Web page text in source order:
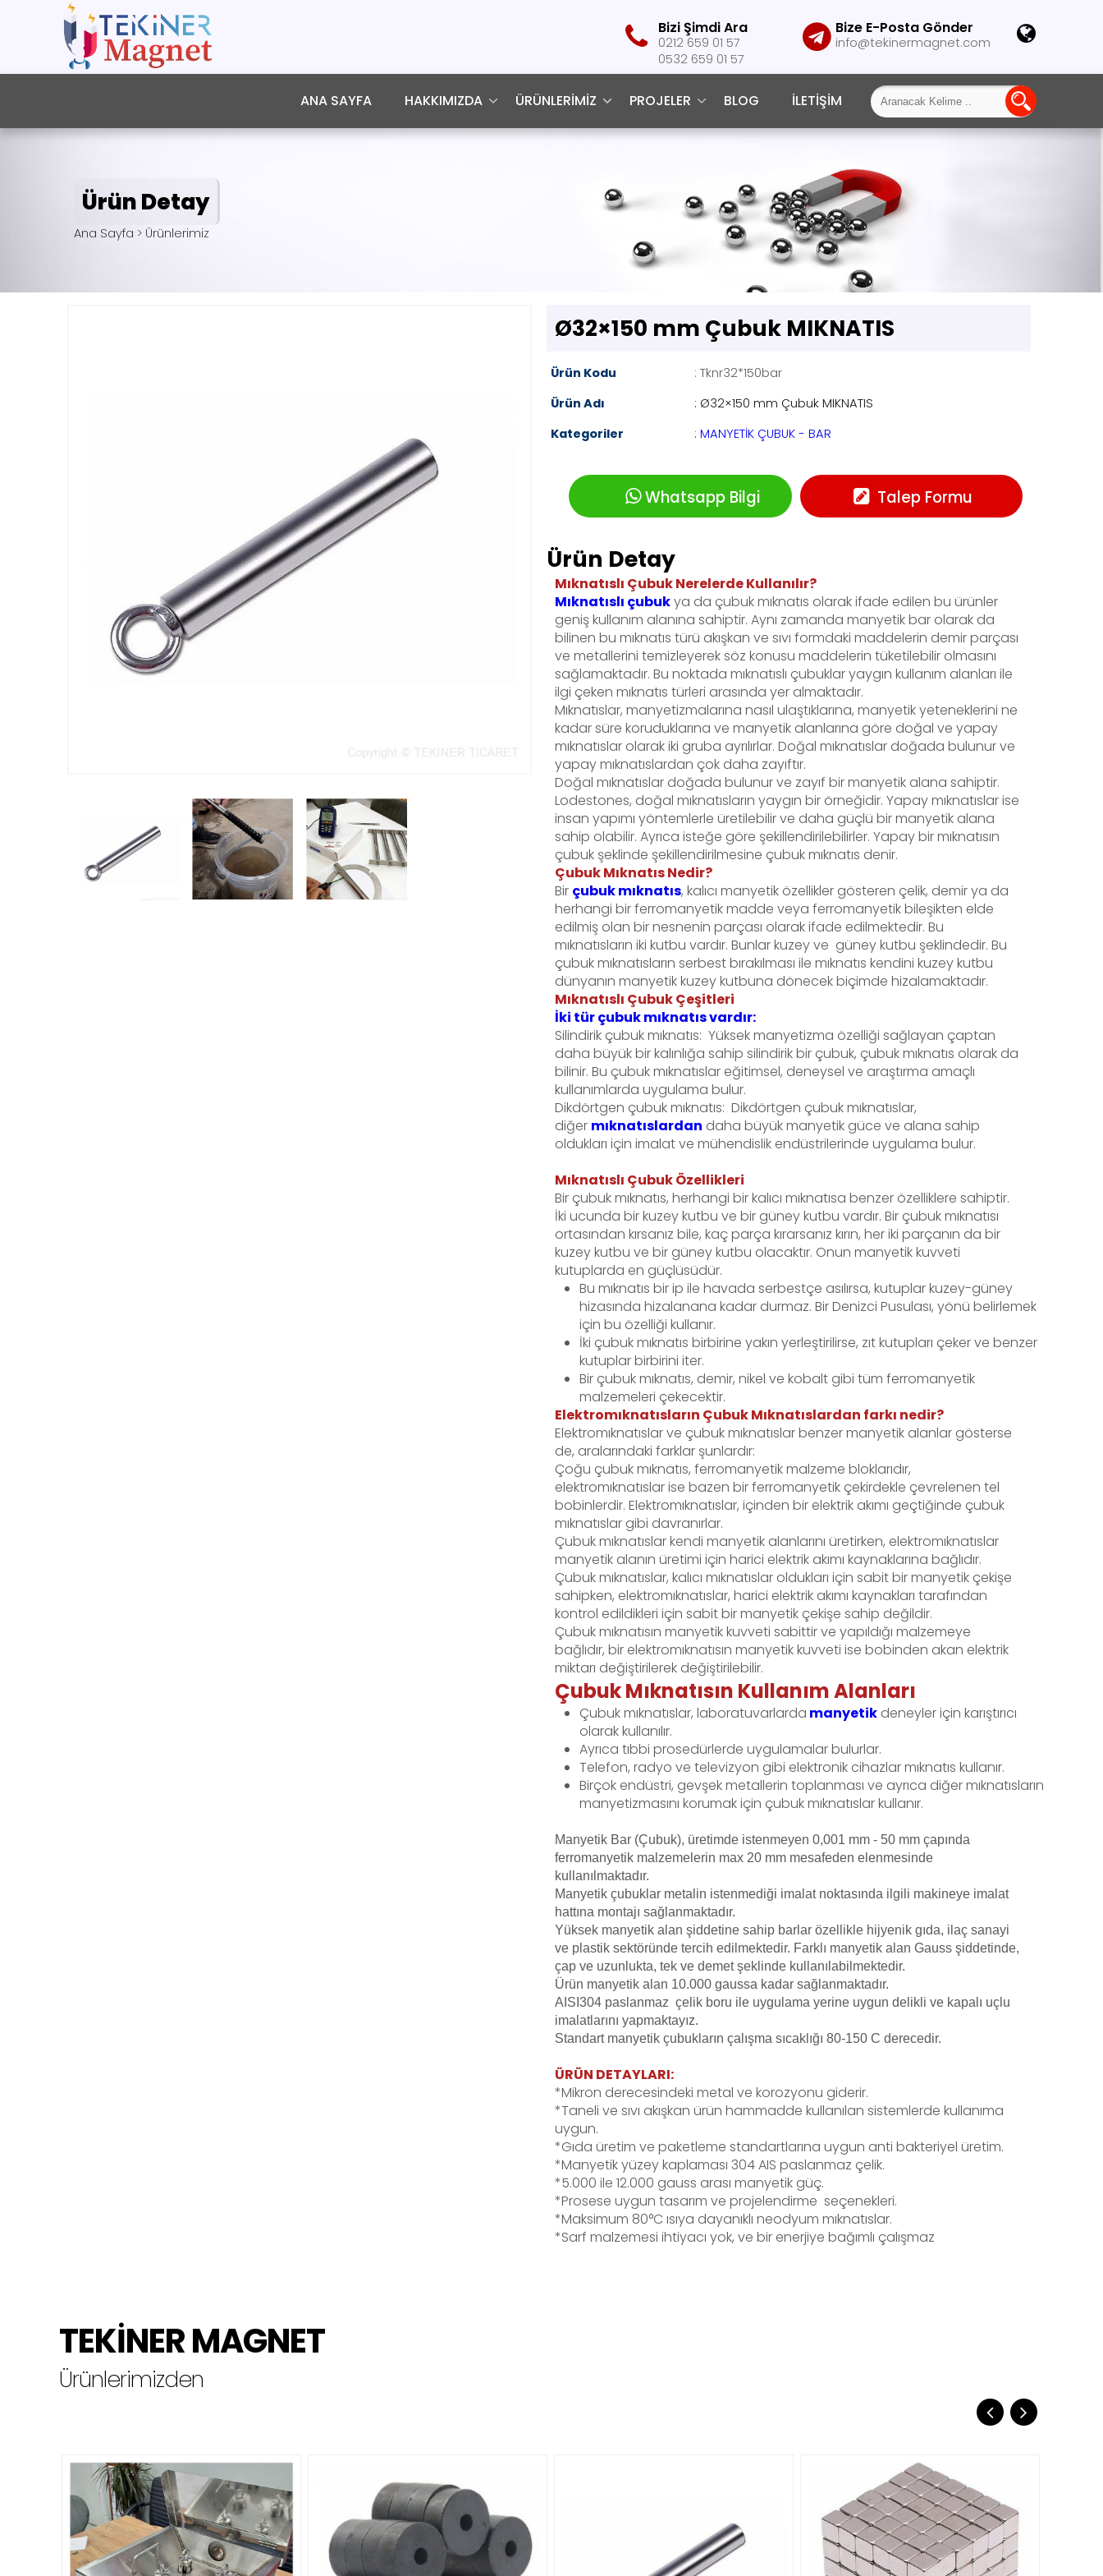
Bize E-Posta Gönder
info@tekinermagnet.com
Bizi Şimdi Ara
‎0212 659 01 57
0532 659 01 57
ANA SAYFA HAKKIMIZDA ÜRÜNLERIMIZ PROJELER BLOG İLETIŞIM
Ürün Detay
Ana Sayfa > Ürünlerimiz
Ø32×150 mm Çubuk MIKNATIS
Ürün Kodu
: Tknr32*150bar
Ürün Adı
: Ø32×150 mm Çubuk MIKNATIS
Kategoriler
: MANYETİK ÇUBUK - BAR
Talep Formu
Whatsapp Bilgi
Ürün Detay
Mıknatıslı Çubuk Nerelerde Kullanılır?
Mıknatıslı çubukya da çubuk mıknatıs olarak ifade edilen bu ürünler
geniş kullanım alanına sahiptir. Aynı zamanda manyetik bar olarak da
bilinen bu mıknatıs türü akışkan ve sıvı formdaki maddelerin demir parçası
ve metallerini temizleyerek söz konusu maddelerin tüketilebilir olmasını
sağlamaktadır. Bu noktada mıknatıslı çubuklar yaygın kullanım alanları ile
ilgi çeken mıknatıs türleri arasında yer almaktadır.
Mıknatıslar, manyetizmalarına nasıl ulaştıklarına, manyetik yeteneklerini ne
kadar süre koruduklarına ve manyetik alanlarına göre doğal ve yapay
mıknatıslar olarak iki gruba ayrılırlar. Doğal mıknatıslar doğada bulunur ve
yapay mıknatıslardan çok daha zayıftır.
Doğal mıknatıslar doğada bulunur ve zayıf bir manyetik alana sahiptir.
Lodestones, doğal mıknatısların yaygın bir örneğidir. Yapay mıknatıslar ise
insan yapımı yöntemlerle üretilebilir ve daha güçlü bir manyetik alana
sahip olabilir. Ayrıca isteğe göre şekillendirilebilirler. Yapay bir mıknatısın
çubuk şeklinde şekillendirilmesine çubuk mıknatıs denir.
Çubuk Mıknatıs Nedir?
Bir çubuk mıknatıs, kalıcı manyetik özellikler gösteren çelik, demir ya da
herhangi bir ferromanyetik madde veya ferromanyetik bileşikten elde
edilmiş olan bir nesnenin parçası olarak ifade edilmektedir. Bu
mıknatısların iki kutbu vardır. Bunlar kuzey ve güney kutbu şeklindedir. Bu
çubuk mıknatısların serbest bırakılması ile mıknatıs kendini kuzey kutbu
dünyanın manyetik kuzey kutbuna dönecek biçimde hizalamaktadır.
Mıknatıslı Çubuk Çeşitleri
İki tür çubuk mıknatıs vardır:
Silindirik çubuk mıknatıs: Yüksek manyetizma özelliği sağlayan çaptan
daha büyük bir kalınlığa sahip silindirik bir çubuk, çubuk mıknatıs olarak da
bilinir. Bu çubuk mıknatıslar eğitimsel, deneysel ve araştırma amaçlı
kullanımlarda uygulama bulur.
Dikdörtgen çubuk mıknatıs: Dikdörtgen çubuk mıknatıslar,
diğer mıknatıslardan daha büyük manyetik güce ve alana sahip
oldukları için imalat ve mühendislik endüstrilerinde uygulama bulur.
Mıknatıslı Çubuk Özellikleri
Bir çubuk mıknatıs, herhangi bir kalıcı mıknatısa benzer özelliklere sahiptir.
İki ucunda bir kuzey kutbu ve bir güney kutbu vardır. Bir çubuk mıknatısı
ortasından kırsanız bile, kaç parça kırarsanız kırın, her iki parçanın da bir
kuzey kutbu ve bir güney kutbu olacaktır. Onun manyetik kuvveti
kutuplarda en güçlüsüdür.
Bu mıknatıs bir ip ile havada serbestçe asılırsa, kutuplar kuzey-güney
hizasında hizalanana kadar durmaz. Bir Denizci Pusulası, yönü belirlemek
için bu özelliği kullanır.
İki çubuk mıknatıs birbirine yakın yerleştirilirse, zıt kutupları çeker ve benzer
kutuplar birbirini iter.
Bir çubuk mıknatıs, demir, nikel ve kobalt gibi tüm ferromanyetik
malzemeleri çekecektir.
Elektromıknatısların Çubuk Mıknatıslardan farkı nedir?
Elektromıknatıslar ve çubuk mıknatıslar benzer manyetik alanlar gösterse
de, aralarındaki farklar şunlardır:
Çoğu çubuk mıknatıs, ferromanyetik malzeme bloklarıdır,
elektromıknatıslar ise bazen bir ferromanyetik çekirdekle çevrelenen tel
bobinlerdir. Elektromıknatıslar, içinden bir elektrik akımı geçtiğinde çubuk
mıknatıslar gibi davranırlar.
Çubuk mıknatıslar kendi manyetik alanlarını üretirken, elektromıknatıslar
manyetik alanın üretimi için harici elektrik akımı kaynaklarına bağlıdır.
Çubuk mıknatıslar, kalıcı mıknatıslar oldukları için sabit bir manyetik çekişe
sahipken, elektromıknatıslar, harici elektrik akımı kaynakları tarafından
kontrol edildikleri için sabit bir manyetik çekişe sahip değildir.
Çubuk mıknatısın manyetik kuvveti sabittir ve yapıldığı malzemeye
bağlıdır, bir elektromıknatısın manyetik kuvveti ise bobinden akan elektrik
miktarı değiştirilerek değiştirilebilir.
Çubuk Mıknatısın Kullanım Alanları
Çubuk mıknatıslar, laboratuvarlarda manyetik deneyler için karıştırıcı
olarak kullanılır.
Ayrıca tıbbi prosedürlerde uygulamalar bulurlar.
Telefon, radyo ve televizyon gibi elektronik cihazlar mıknatıs kullanır.
Birçok endüstri, gevşek metallerin toplanması ve ayrıca diğer mıknatısların
manyetizmasını korumak için çubuk mıknatıslar kullanır.
Manyetik Bar (Çubuk), üretimde istenmeyen 0,001 mm - 50 mm çapında
ferromanyetik malzemelerin max 20 mm mesafeden elenmesinde
kullanılmaktadır.
Manyetik çubuklar metalin istenmediği imalat noktasında ilgili makineye imalat
hattına montajı sağlanmaktadır.
Yüksek manyetik alan şiddetine sahip barlar özellikle hijyenik gıda, ilaç sanayi
ve plastik sektöründe tercih edilmektedir. Farklı manyetik alan Gauss şiddetinde,
çap ve uzunlukta, tek ve demet şeklinde kullanılabilmektedir.
Ürün manyetik alan 10.000 gaussa kadar sağlanmaktadır.
AISI304 paslanmaz çelik boru ile uygulama yerine uygun delikli ve kapalı uçlu
imalatlarını yapmaktayız.
Standart manyetik çubukların çalışma sıcaklığı 80-150 C derecedir.
ÜRÜN DETAYLARI:
*Mikron derecesindeki metal ve korozyonu giderir.
*Taneli ve sıvı akışkan ürün hammadde kullanılan sistemlerde kullanıma
uygun.
*Gıda üretim ve paketleme standartlarına uygun anti bakteriyel üretim.
*Manyetik yüzey kaplaması 304 AIS paslanmaz çelik.
*5.000 ile 12.000 gauss arası manyetik güç.
*Prosese uygun tasarım ve projelendirme seçenekleri.
*Maksimum 80°C ısıya dayanıklı neodyum mıknatıslar.
*Sarf malzemesi ihtiyacı yok, ve bir enerjiye bağımlı çalışmaz
TEKİNER MAGNET
Ürünlerimizden